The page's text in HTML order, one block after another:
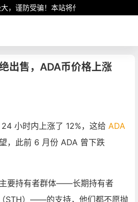
，谨防受骗！本站将作为行业资讯共享
出售，ADA币价格上涨
小时内上涨了 12%，这给 ADA
，此前 6 月份 ADA 曾下跌
要持有者群体——长期持有者
（STH）——的支持，他们都不愿抛